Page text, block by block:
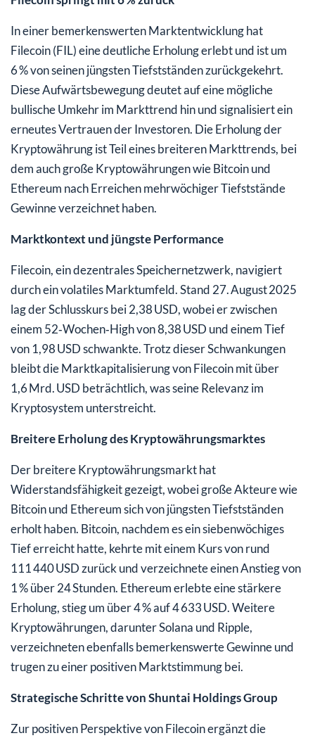
In einer bemerkenswerten Marktentwicklung hat
Filecoin (FIL) eine deutliche Erholung erlebt und ist um
6 % von seinen jüngsten Tiefstständen zurückgekehrt.
Diese Aufwärtsbewegung deutet auf eine mögliche
bullische Umkehr im Markttrend hin und signalisiert ein
erneutes Vertrauen der Investoren. Die Erholung der
Kryptowährung ist Teil eines breiteren Markttrends, bei
dem auch große Kryptowährungen wie Bitcoin und
Ethereum nach Erreichen mehrwöchiger Tiefststände
Gewinne verzeichnet haben.
Marktkontext und jüngste Performance
Filecoin, ein dezentrales Speichernetzwerk, navigiert
durch ein volatiles Marktumfeld. Stand 27. August 2025
lag der Schlusskurs bei 2,38 USD, wobei er zwischen
einem 52‑Wochen‑High von 8,38 USD und einem Tief
von 1,98 USD schwankte. Trotz dieser Schwankungen
bleibt die Marktkapitalisierung von Filecoin mit über
1,6 Mrd. USD beträchtlich, was seine Relevanz im
Kryptosystem unterstreicht.
Breitere Erholung des Kryptowährungsmarktes
Der breitere Kryptowährungsmarkt hat
Widerstandsfähigkeit gezeigt, wobei große Akteure wie
Bitcoin und Ethereum sich von jüngsten Tiefstständen
erholt haben. Bitcoin, nachdem es ein siebenwöchiges
Tief erreicht hatte, kehrte mit einem Kurs von rund
111 440 USD zurück und verzeichnete einen Anstieg von
1 % über 24 Stunden. Ethereum erlebte eine stärkere
Erholung, stieg um über 4 % auf 4 633 USD. Weitere
Kryptowährungen, darunter Solana und Ripple,
verzeichneten ebenfalls bemerkenswerte Gewinne und
trugen zu einer positiven Marktstimmung bei.
Strategische Schritte von Shuntai Holdings Group
Zur positiven Perspektive von Filecoin ergänzt die